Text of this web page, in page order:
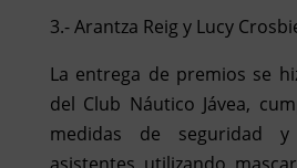
3.- Arantza Reig y Lucy
La entrega de premios se
del Club Náutico Jávea,
medidas de seguridad